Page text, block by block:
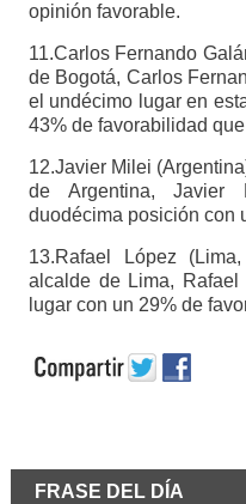
opinión favorable.
11.Carlos Fernando
de Bogotá, Carlos
el undécimo lugar en
43% de favorabilidad
12.Javier Milei
de Argentina,
duodécima posición con
13.Rafael López
alcalde de Lima,
lugar con un 29% de
FRASE DEL DÍA